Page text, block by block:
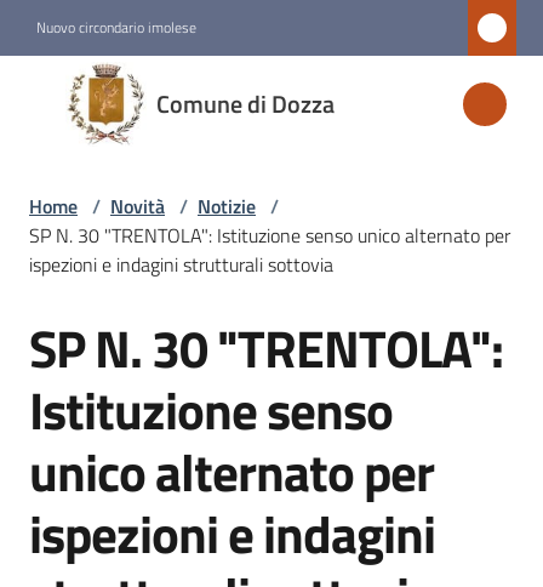
Nuovo circondario imolese
Comune di Dozza
Comune
di
Dozza
Amministrazione
Novità
Menu selezionato
Servizi
Vivere
Dozza
Home / Novità / Notizie /
SP N. 30 "TRENTOLA": Istituzione senso unico alternato per
ispezioni e indagini strutturali sottovia
Salta al contenuto
SP N. 30 "TRENTOLA":
Istituzione senso
unico alternato per
ispezioni e indagini